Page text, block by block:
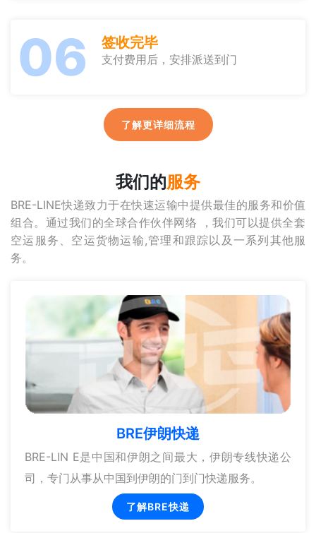
06 签收完毕
支付费用后，安排派送到门
了解更详细流程
我们的服务
BRE-LINE快递致力于在快速运输中提供最佳的服务和价值
组合。通过我们的全球合作伙伴网络 ，我们可以提供全套
空运服务、空运货物运输,管理和跟踪以及一系列其他服
务。
BRE伊朗快递
BRE-LIN E是中国和伊朗之间最大，伊朗专线快递公
司，专门从事从中国到伊朗的门到门快递服务。
了解BRE快递